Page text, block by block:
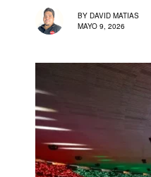
BY DAVID MATIAS
MAYO 9, 2026